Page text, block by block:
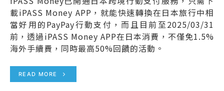
載iPASS Money APP，就能快速轉換在日本旅行中相
當好用的PayPay行動支付，而且目前至2025/03/31
前，透過iPASS Money APP在日本消費，不僅免1.5%
海外手續費，同時最高50%回饋的活動。
READ MORE